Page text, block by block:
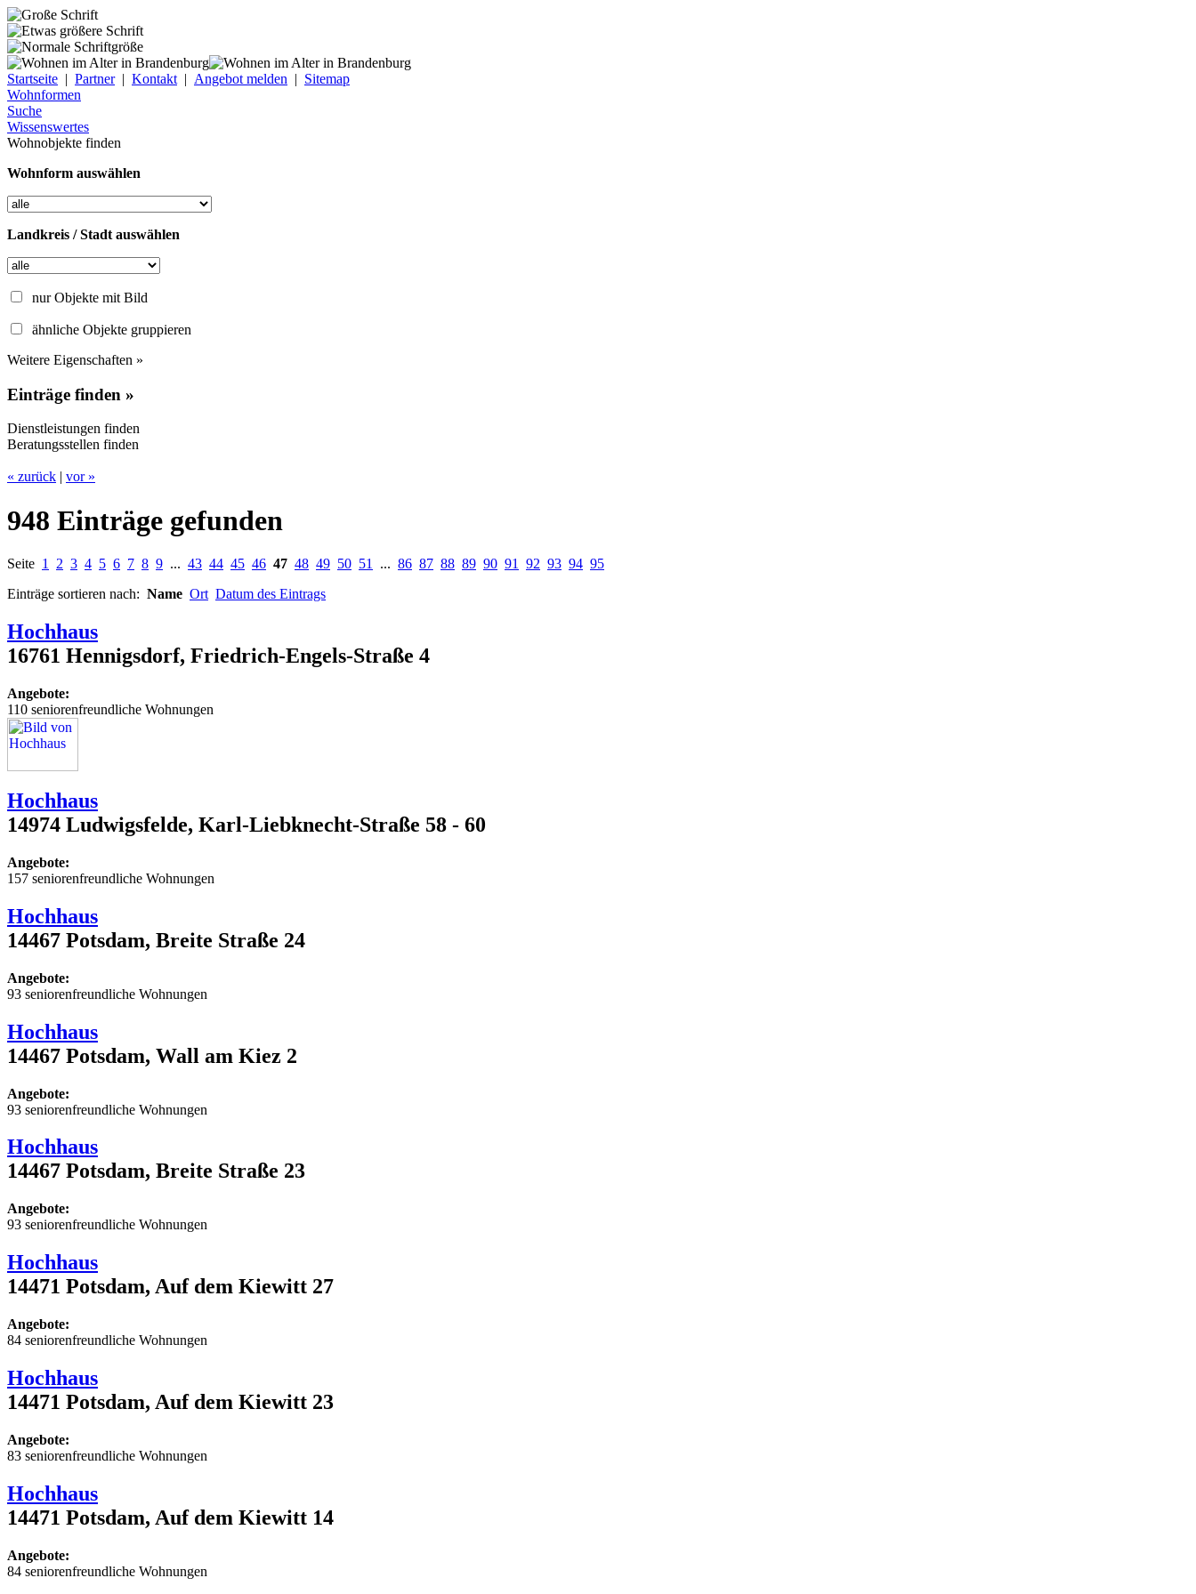
Startseite | Partner| Kontakt | Angebot melden | Sitemap
Wohnformen
Suche
Wissenswertes
Wohnobjekte finden
Wohnform auswählen
Landkreis / Stadt auswählen
nur Objekte mit Bild
ähnliche Objekte gruppieren
Weitere Eigenschaften »
Einträge finden »
Dienstleistungen finden
Beratungsstellen finden
« zurück | vor »
948 Einträge gefunden
Seite 1 2 3 4 5 6 7 8 9 ... 43 44 45 46 47 48 49 50 51 ... 86 87 88 89 90 91 92 93 94 95
Einträge sortieren nach: Name Ort Datum des Eintrags
Hochhaus
16761 Hennigsdorf, Friedrich-Engels-Straße 4
Angebote:
110 seniorenfreundliche Wohnungen
Hochhaus
14974 Ludwigsfelde, Karl-Liebknecht-Straße 58 - 60
Angebote:
157 seniorenfreundliche Wohnungen
Hochhaus
14467 Potsdam, Breite Straße 24
Angebote:
93 seniorenfreundliche Wohnungen
Hochhaus
14467 Potsdam, Wall am Kiez 2
Angebote:
93 seniorenfreundliche Wohnungen
Hochhaus
14467 Potsdam, Breite Straße 23
Angebote:
93 seniorenfreundliche Wohnungen
Hochhaus
14471 Potsdam, Auf dem Kiewitt 27
Angebote:
84 seniorenfreundliche Wohnungen
Hochhaus
14471 Potsdam, Auf dem Kiewitt 23
Angebote:
83 seniorenfreundliche Wohnungen
Hochhaus
14471 Potsdam, Auf dem Kiewitt 14
Angebote:
84 seniorenfreundliche Wohnungen